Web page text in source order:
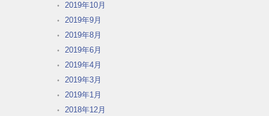
2019年10月
2019年9月
2019年8月
2019年6月
2019年4月
2019年3月
2019年1月
2018年12月